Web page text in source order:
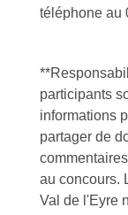
téléphone au
participants
informations
partager de
au concours.
Val de l'Eyre